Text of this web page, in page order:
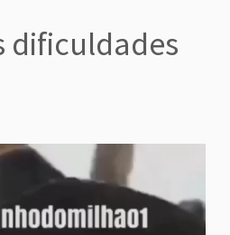
dificuldades